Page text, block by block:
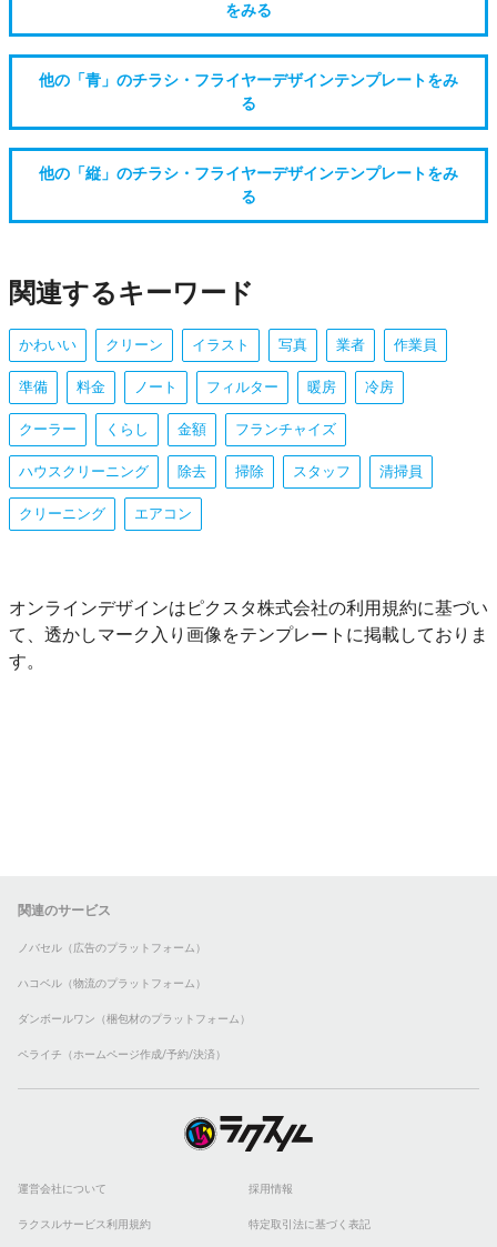
をみる
他の「青」のチラシ・フライヤーデザインテンプレートをみ
る
他の「縦」のチラシ・フライヤーデザインテンプレートをみ
る
関連するキーワード
かわいい クリーン イラスト 写真 業者 作業員
準備 料金 ノート フィルター 暖房 冷房
クーラー くらし 金額 フランチャイズ
ハウスクリーニング 除去 掃除 スタッフ 清掃員
クリーニング エアコン
オンラインデザインはピクスタ株式会社の利用規約に基づい
て、透かしマーク入り画像をテンプレートに掲載しておりま
す。
関連のサービス
ノバセル（広告のプラットフォーム）
ハコベル（物流のプラットフォーム）
ダンボールワン（梱包材のプラットフォーム）
ペライチ（ホームページ作成/予約/決済）
運営会社について 採用情報
ラクスルサービス利用規約 特定取引法に基づく表記